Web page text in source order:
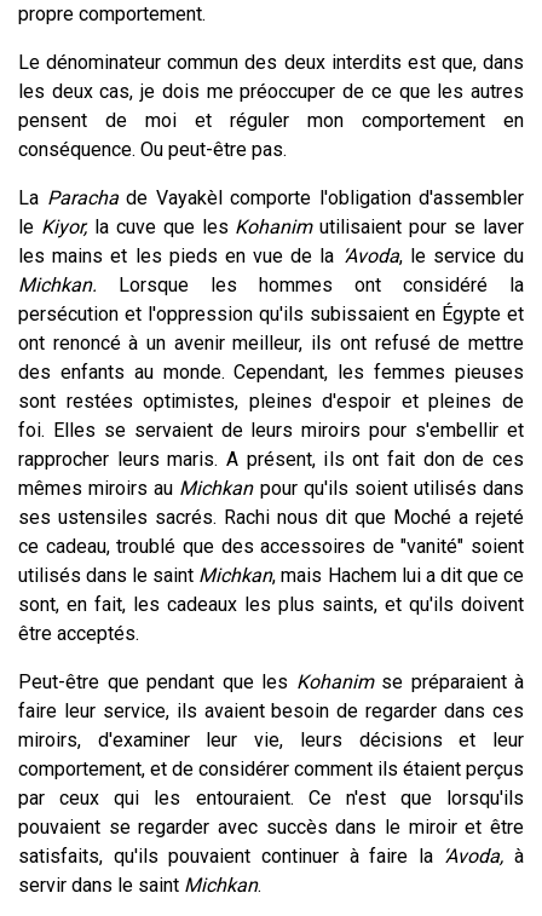
propre comportement.
Le dénominateur commun des deux interdits est que, dans
les deux cas, je dois me préoccuper de ce que les autres
pensent de moi et réguler mon comportement en
conséquence. Ou peut-être pas.
La Parachade Vayakèl comporte l'obligation d'assembler
le Kiyor,la cuve que les Kohanimutilisaient pour se laver
les mains et les pieds en vue de la ‘Avoda, le service du
Michkan. Lorsque les hommes ont considéré la
persécution et l'oppression qu'ils subissaient en Égypte et
ont renoncé à un avenir meilleur, ils ont refusé de mettre
des enfants au monde. Cependant, les femmes pieuses
sont restées optimistes, pleines d'espoir et pleines de
foi. Elles se servaient de leurs miroirs pour s'embellir et
rapprocher leurs maris. A présent, ils ont fait don de ces
mêmes miroirs au Michkanpour qu'ils soient utilisés dans
ses ustensiles sacrés. Rachi nous dit que Moché a rejeté
ce cadeau, troublé que des accessoires de "vanité" soient
utilisés dans le saint Michkan, mais Hachem lui a dit que ce
sont, en fait, les cadeaux les plus saints, et qu'ils doivent
être acceptés.
Peut-être que pendant que les Kohanimse préparaient à
faire leur service, ils avaient besoin de regarder dans ces
miroirs, d'examiner leur vie, leurs décisions et leur
comportement, et de considérer comment ils étaient perçus
par ceux qui les entouraient. Ce n'est que lorsqu'ils
pouvaient se regarder avec succès dans le miroir et être
satisfaits, qu'ils pouvaient continuer à faire la‘Avoda, à
servir dans le saint Michkan.